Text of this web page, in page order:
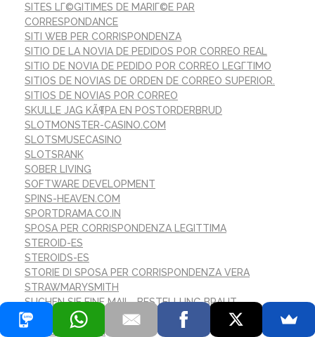
SITES LГ©GITIMES DE MARIГ©E PAR
CORRESPONDANCE
SITI WEB PER CORRISPONDENZA
SITIO DE LA NOVIA DE PEDIDOS POR CORREO REAL
SITIO DE NOVIA DE PEDIDO POR CORREO LEGГ­TIMO
SITIOS DE NOVIAS DE ORDEN DE CORREO SUPERIOR.
SITIOS DE NOVIAS POR CORREO
SKULLE JAG KÃ¶PA EN POSTORDERBRUD
SLOTMONSTER-CASINO.COM
SLOTSMUSECASINO
SLOTSRANK
SOBER LIVING
SOFTWARE DEVELOPMENT
SPINS-HEAVEN.COM
SPORTDRAMA.CO.IN
SPOSA PER CORRISPONDENZA LEGITTIMA
STEROID-ES
STEROIDS-ES
STORIE DI SPOSA PER CORRISPONDENZA VERA
STRAWMARYSMITH
SUCHEN SIE EINE MAIL -BESTELLUNG BRAUT
SUMATRIPTAN
SUPABETS1.COM